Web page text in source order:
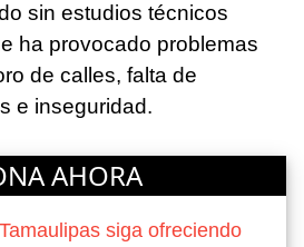
sin estudios técnicos
ha provocado problemas
de calles, falta de
e inseguridad.
AHORA
siga ofreciendo